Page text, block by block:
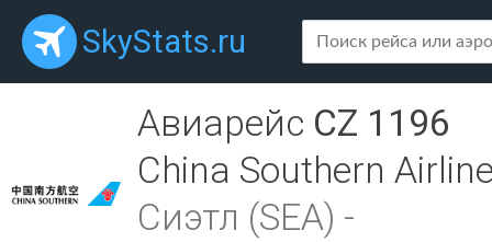
SkyStats.ru
Авиарейс CZ 1196
China Southern
Сиэтл (SEA) -